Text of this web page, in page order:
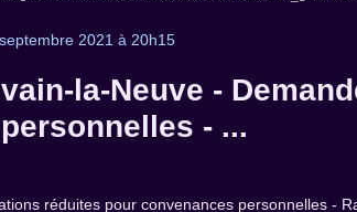
2021 à 20h15
la-Neuve -
- ...
réduites pour convenances personnelles -